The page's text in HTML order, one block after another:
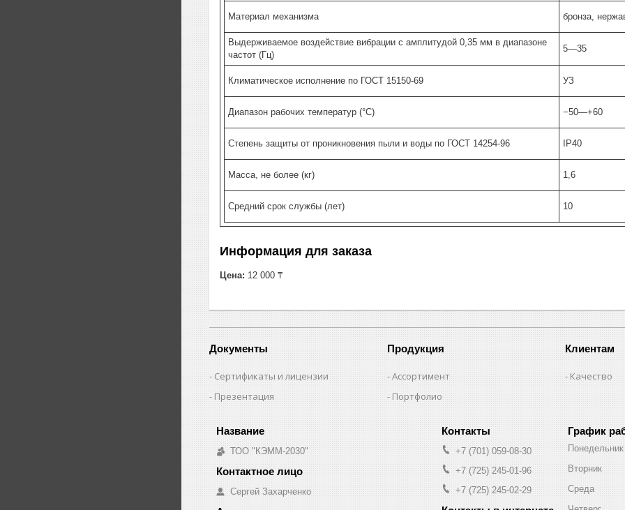
Материал механизма бронза,
Выдерживаемое воздействие вибрации с амплитудой 0,35 мм в диапазоне
частот (Гц)
5—35
Климатическое исполнение по ГОСТ 15150-69 УЗ
Диапазон рабочих температур (°C) −50—+60
Степень защиты от проникновения пыли и воды по ГОСТ 14254-96 IP40
Масса, не более (кг) 1,6
Средний срок службы (лет) 10
Информация для заказа
Цена: 12 000 ₸
Документы
Сертификаты и лицензии
Презентация
Продукция
Ассортимент
Портфолио
Клиентам
Качество
ТОО "КЭММ-2030"
Сергей Захарченко
+7 (701) 059-08-30
+7 (725) 245-01-96
+7 (725) 245-02-29
График
Понедельник
Вторник
Среда